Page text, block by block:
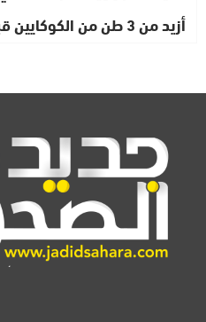
أزيد من 3 طن من الكوكايين قبالة…